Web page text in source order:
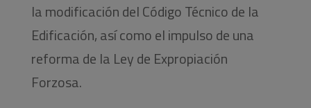
la modificación del Código Técnico de la
Edificación, así como el impulso de una
reforma de la Ley de Expropiación
Forzosa.